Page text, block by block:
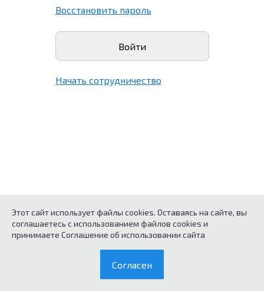
Восстановить пароль
Начать сотрудничество
Этот сайт использует файлы cookies. Оставаясь на сайте, вы
соглашаетесь с использованием файлов cookies и
принимаете Соглашение об использовании сайта
Согласен